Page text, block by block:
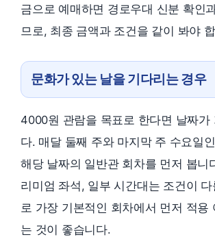
금으로 예매하면 경로우대 신분 확인
므로, 최종 금액과 조건을 같이 봐야
문화가 있는 날을 기다리는 경우
4000원 관람을 목표로 한다면 날짜가
다. 매달 둘째 주와 마지막 주 수요일
해당 날짜의 일반관 회차를 먼저 봅니
리미엄 좌석, 일부 시간대는 조건이 다
로 가장 기본적인 회차에서 먼저 적용
는 것이 좋습니다.